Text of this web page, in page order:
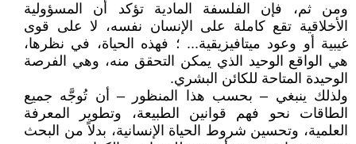
ومن ثم، فإن الفلسفة المادية تؤكد أن المسؤولية
الأخلاقية تقع كاملة على الإنسان نفسه، لا على قوى
غيبية أو وعود ميتافيزيقية... ؛ فهذه الحياة، في نظرها،
هي الواقع الوحيد الذي يمكن التحقق منه، وهي الفرصة
الوحيدة المتاحة للكائن البشري.
ولذلك ينبغي – بحسب هذا المنظور – أن تُوجَّه جميع
الطاقات نحو فهم قوانين الطبيعة، وتطوير المعرفة
العلمية، وتحسين شروط الحياة الإنسانية، بدلاً من البحث